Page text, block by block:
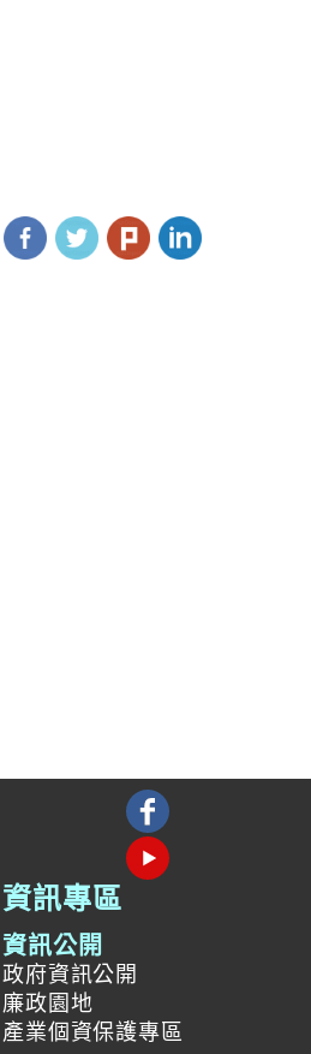
資訊專區
資訊公開
政府資訊公開
廉政園地
產業個資保護專區